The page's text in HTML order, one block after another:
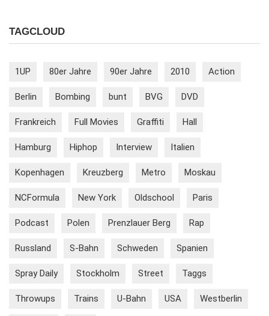
TAGCLOUD
1UP 80er Jahre 90er Jahre 2010 Action
Berlin Bombing bunt BVG DVD
Frankreich Full Movies Graffiti Hall
Hamburg Hiphop Interview Italien
Kopenhagen Kreuzberg Metro Moskau
NCFormula New York Oldschool Paris
Podcast Polen Prenzlauer Berg Rap
Russland S-Bahn Schweden Spanien
Spray Daily Stockholm Street Taggs
Throwups Trains U-Bahn USA Westberlin